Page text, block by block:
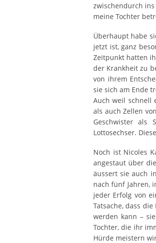
zwischendurch
meine Tochter
Überhaupt habe
jetzt ist, ganz
Zeitpunkt hatten
der Krankheit zu
von ihrem
sie sich am Ende
Auch weil schnell
als auch Zellen
Geschwister
Lottosechser.
Noch ist Nicoles
angestaut über
äussert sie auch
nach fünf Jahren,
jeder Erfolg von
Tatsache, dass
werden kann –
Tochter, die ihr
Hürde meistern